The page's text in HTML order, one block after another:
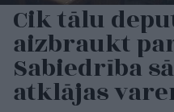
Cik tālu
aizbraukt
Sabiedrība
atklājas